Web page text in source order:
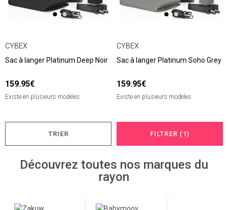
CYBEX
Sac à langer Platinum Deep Noir
159.95€
Existe en plusieurs modèles
CYBEX
Sac à langer Platinum Soho Grey
159.95€
Existe en plusieurs modèles
TRIER FILTRER (1)
Découvrez toutes nos marques du
rayon